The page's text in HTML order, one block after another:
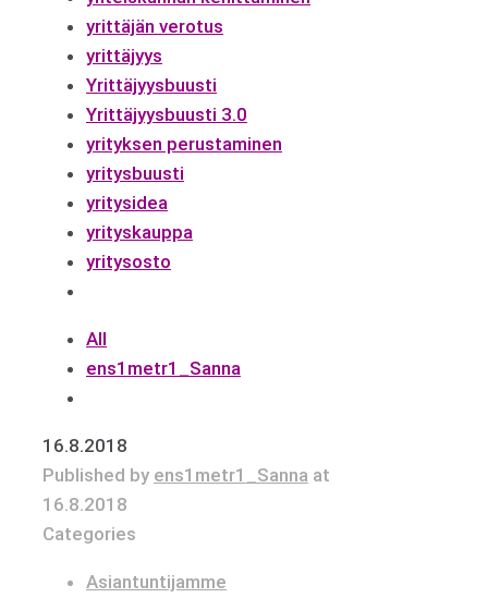
yrittäjän verotus
yrittäjyys
Yrittäjyysbuusti
Yrittäjyysbuusti 3.0
yrityksen perustaminen
yritysbuusti
yritysidea
yrityskauppa
yritysosto
All
ens1metr1_Sanna
16.8.2018
Published by ens1metr1_Sanna at
16.8.2018
Categories
Asiantuntijamme